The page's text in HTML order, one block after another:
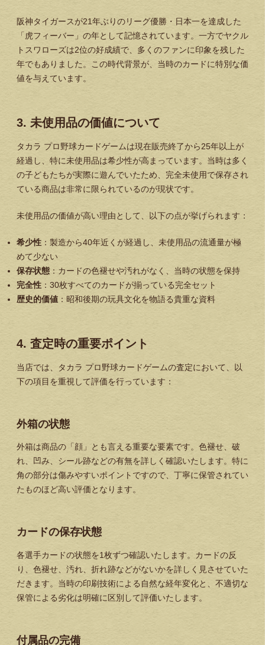
阪神タイガースが21年ぶりのリーグ優勝・日本一を達成した
「虎フィーバー」の年として記憶されています。一方でヤクル
トスワローズは2位の好成績で、多くのファンに印象を残した
年でもありました。この時代背景が、当時のカードに特別な価
値を与えています。
3. 未使用品の価値について
タカラ プロ野球カードゲームは現在販売終了から25年以上が
経過し、特に未使用品は希少性が高まっています。当時は多く
の子どもたちが実際に遊んでいたため、完全未使用で保存され
ている商品は非常に限られているのが現状です。
未使用品の価値が高い理由として、以下の点が挙げられます：
希少性 ：製造から40年近くが経過し、未使用品の流通量が極
めて少ない
保存状態 ：カードの色褪せや汚れがなく、当時の状態を保持
完全性 ：30枚すべてのカードが揃っている完全セット
歴史的価値 ：昭和後期の玩具文化を物語る貴重な資料
4. 査定時の重要ポイント
当店では、タカラ プロ野球カードゲームの査定において、以
下の項目を重視して評価を行っています：
外箱の状態
外箱は商品の「顔」とも言える重要な要素です。色褪せ、破
れ、凹み、シール跡などの有無を詳しく確認いたします。特に
角の部分は傷みやすいポイントですので、丁寧に保管されてい
たものほど高い評価となります。
カードの保存状態
各選手カードの状態を1枚ずつ確認いたします。カードの反
り、色褪せ、汚れ、折れ跡などがないかを詳しく見させていた
だきます。当時の印刷技術による自然な経年変化と、不適切な
保管による劣化は明確に区別して評価いたします。
付属品の完備